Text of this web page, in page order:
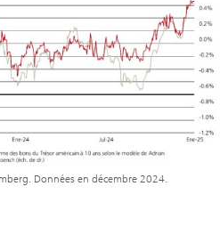
Données en décembre 2024.